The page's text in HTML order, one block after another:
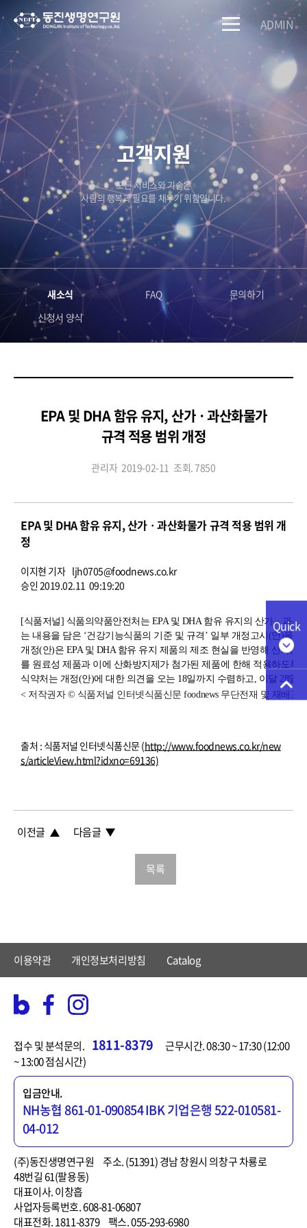
ADMIN
Quick
고객지원
모든 서비스와 기술은
사람의 행복과 필요를 채우기 위함입니다.
새소식 FAQ
문의하기
신청서 양식
EPA 및 DHA 함유 유지, 산가ㆍ과산화물가
규격 적용 범위 개정
관리자 2019-02-11 조회. 7850
EPA 및 DHA 함유 유지, 산가ㆍ과산화물가 규격 적용 범위 개
정
이지현 기자 ljh0705@foodnews.co.kr
승인 2019.02.11 09:19:20
[식품저널] 식품의약품안전처는 EPA 및 DHA 함유 유지의 산가ㆍ과산
는 내용을 담은 ‘건강기능식품의 기준 및 규격’ 일부 개정고시(안)을 8
개정(안)은 EPA 및 DHA 함유 유지 제품의 제조 현실을 반영해 산가
를 원료성 제품과 이에 산화방지제가 첨가된 제품에 한해 적용하도록
식약처는 개정(안)에 대한 의견을 오는 18일까지 수렴하고, 이달 28일
< 저작권자 © 식품저널 인터넷식품신문 foodnews 무단전재 및 재배포
출처 : 식품저널 인터넷식품신문 (http://www.foodnews.co.kr/new
s/articleView.html?idxno=69136)
이전글 다음글
목록
이용약관 개인정보처리방침 Catalog
접수 및 분석문의. 1811-8379
근무시간. 08:30 ~ 17:30 (12:00
~ 13:00 점심시간)
입금안내.
NH농협 861-01-090854IBK 기업은행 522-010581-
04-012
(주)동진생명연구원
주소. (51391) 경남 창원시 의창구 차룡로
48번길 61(팔용동)
대표이사. 이창흡
사업자등록번호. 608-81-06807
대표전화. 1811-8379 팩스. 055-293-6980